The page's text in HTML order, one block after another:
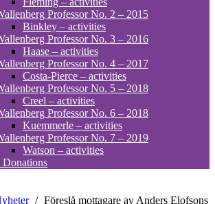
Professor No. 2 – 2015
Binkley – activities
Professor No. 3 – 2016
Haase – activities
Professor No. 4 – 2017
Costa-Pierce – activities
Professor No. 5 – 2018
Creel – activities
Professor No. 6 – 2018
Kuemmerle – activities
Professor No. 7 – 2019
Watson – activities
/ Föreslå mottagare av Anders Elofsons